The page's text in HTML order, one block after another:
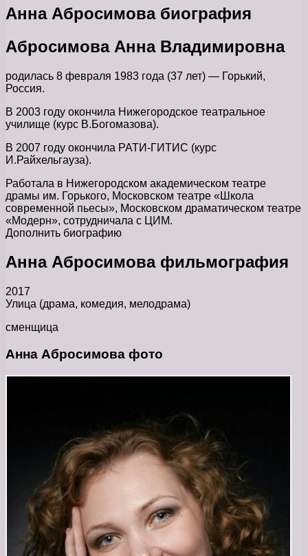
Анна Абросимова биография
Абросимова Анна Владимировна
родилась 8 февраля 1983 года (37 лет) — Горький,
Россия.
В 2003 году окончила Нижегородское театральное
училище (курс В.Богомазова).
В 2007 году окончила РАТИ-ГИТИС (курс
И.Райхельгауза).
Работала в Нижегородском академическом театре
драмы им. Горького, Московском театре «Школа
современной пьесы», Московском драматическом театре
«Модерн», сотрудничала с ЦИМ.
Дополнить биографию
Анна Абросимова фильмография
2017
Улица (драма, комедия, мелодрама)
сменщица
Анна Абросимова фото